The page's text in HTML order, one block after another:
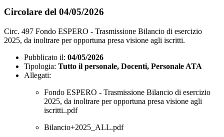
Circolare del 04/05/2026
Circ. 497 Fondo ESPERO - Trasmissione Bilancio di esercizio
2025, da inoltrare per opportuna presa visione agli iscritti.
Pubblicato il: 04/05/2026
Tipologia: Tutto il personale, Docenti, Personale ATA
Allegati:
Fondo ESPERO - Trasmissione Bilancio di esercizio
2025, da inoltrare per opportuna presa visione agli
iscritti..pdf
Bilancio+2025_ALL.pdf